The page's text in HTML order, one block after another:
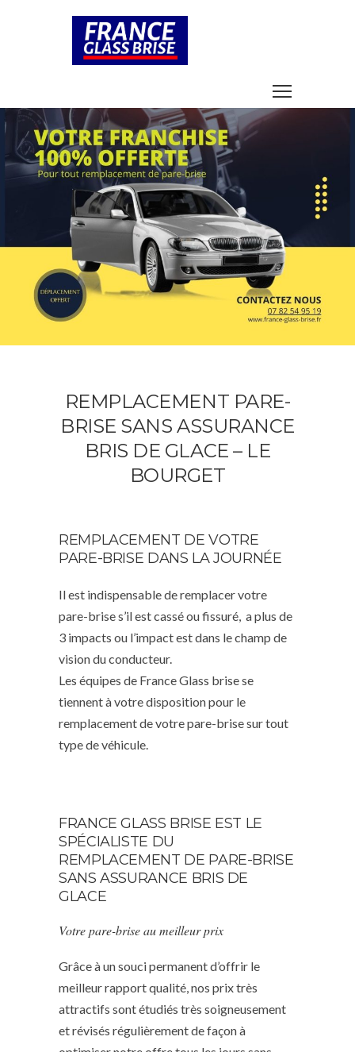
REMPLACEMENT PARE-
BRISE SANS ASSURANCE
BRIS DE GLACE – LE
BOURGET
REMPLACEMENT DE VOTRE
PARE-BRISE DANS LA JOURNÉE
Il est indispensable de remplacer votre
pare-brise s’il est cassé ou fissuré, a plus de
3 impacts ou l’impact est dans le champ de
vision du conducteur.
Les équipes de France Glass brise se
tiennent à votre disposition pour le
remplacement de votre pare-brise sur tout
type de véhicule.
FRANCE GLASS BRISE EST LE
SPÉCIALISTE DU
REMPLACEMENT DE PARE-BRISE
SANS ASSURANCE BRIS DE
GLACE
Votre pare-brise au meilleur prix
Grâce à un souci permanent d’offrir le
meilleur rapport qualité, nos prix très
attractifs sont étudiés très soigneusement
et révisés régulièrement de façon à